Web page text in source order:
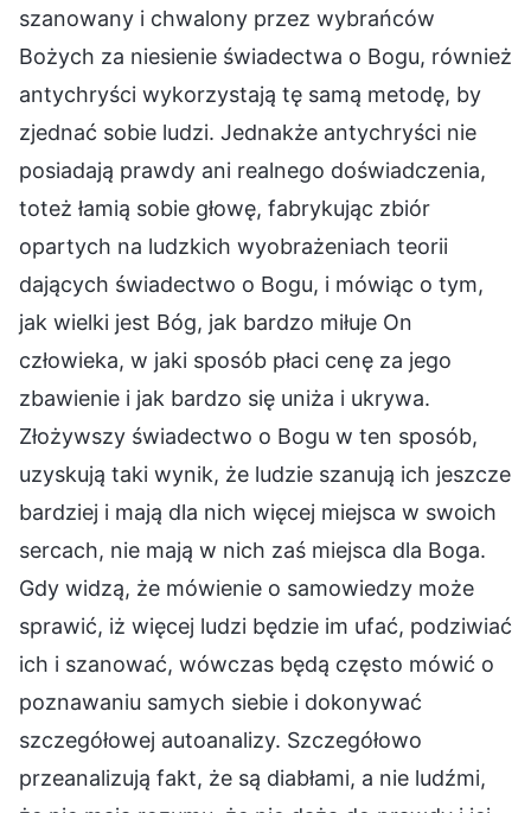
szanowany i chwalony przez wybrańców
Bożych za niesienie świadectwa o Bogu, również
antychryści wykorzystają tę samą metodę, by
zjednać sobie ludzi. Jednakże antychryści nie
posiadają prawdy ani realnego doświadczenia,
toteż łamią sobie głowę, fabrykując zbiór
opartych na ludzkich wyobrażeniach teorii
dających świadectwo o Bogu, i mówiąc o tym,
jak wielki jest Bóg, jak bardzo miłuje On
człowieka, w jaki sposób płaci cenę za jego
zbawienie i jak bardzo się uniża i ukrywa.
Złożywszy świadectwo o Bogu w ten sposób,
uzyskują taki wynik, że ludzie szanują ich jeszcze
bardziej i mają dla nich więcej miejsca w swoich
sercach, nie mają w nich zaś miejsca dla Boga.
Gdy widzą, że mówienie o samowiedzy może
sprawić, iż więcej ludzi będzie im ufać, podziwiać
ich i szanować, wówczas będą często mówić o
poznawaniu samych siebie i dokonywać
szczegółowej autoanalizy. Szczegółowo
przeanalizują fakt, że są diabłami, a nie ludźmi,